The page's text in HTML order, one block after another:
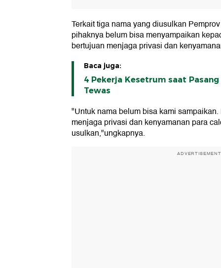
Terkait tiga nama yang diusulkan
pihaknya belum bisa menyampaikan
bertujuan menjaga privasi dan
Baca juga:
4 Pekerja Kesetrum saat Pasang
Tewas
"Untuk nama belum bisa kami
menjaga privasi dan kenyamanan para
usulkan,"ungkapnya.
ADVERTISEMENT